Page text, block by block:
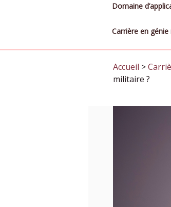
Domaine
Carrière en
Accueil >
militaire ?